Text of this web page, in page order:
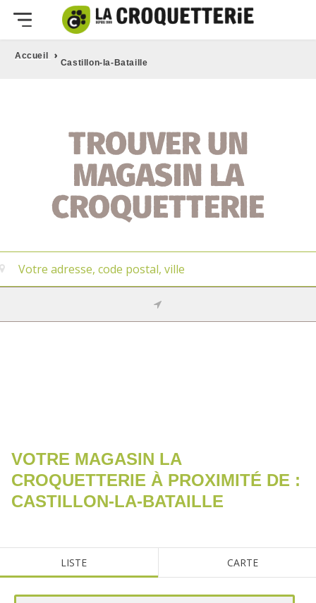
Accueil ›
Castillon-la-Bataille
TROUVER UN
MAGASIN LA
CROQUETTERIE
VOTRE MAGASIN LA
CROQUETTERIE À PROXIMITÉ DE :
CASTILLON-LA-BATAILLE
LISTE CARTE